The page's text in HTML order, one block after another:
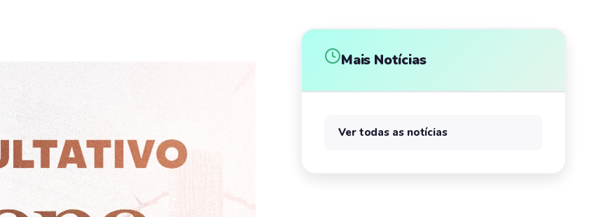
Mais Notícias
Ver todas as notícias